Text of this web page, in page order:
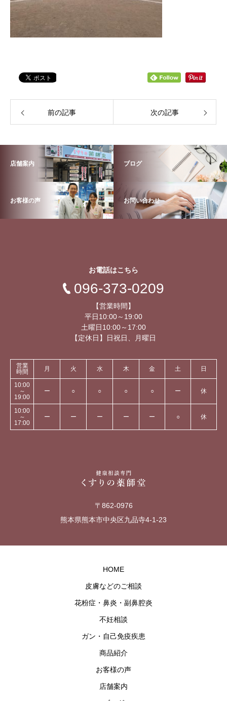
前の記事 次の記事
店舗案内 ブログ
お客様の声 お問い合わせ
お電話はこちら
096-373-0209
【営業時間】
平日10:00～19:00
土曜日10:00～17:00
【定休日】日祝日、月曜日
営業
時間
月 火 水 木 金 土 日
10:00
～
19:00
ー ○ ○ ○ ○ ー 休
10:00
～
17:00
ー ー ー ー ー ○ 休
〒862-0976
熊本県熊本市中央区九品寺4-1-23
HOME
皮膚などのご相談
花粉症・鼻炎・副鼻腔炎
不妊相談
ガン・自己免疫疾患
商品紹介
お客様の声
店舗案内